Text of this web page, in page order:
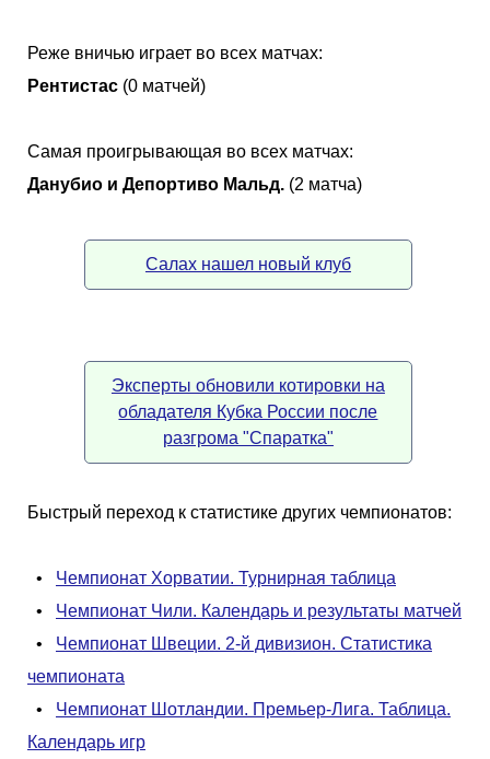
Реже вничью играет во всех матчах:
Рентистас (0 матчей)
Самая проигрывающая во всех матчах:
Данубио и Депортиво Мальд. (2 матча)
Салах нашел новый клуб
Эксперты обновили котировки на
обладателя Кубка России после
разгрома "Спаратка"
Быстрый переход к статистике других чемпионатов:
• Чемпионат Хорватии. Турнирная таблица
• Чемпионат Чили. Календарь и результаты матчей
• Чемпионат Швеции. 2-й дивизион. Статистика
чемпионата
• Чемпионат Шотландии. Премьер-Лига. Таблица.
Календарь игр